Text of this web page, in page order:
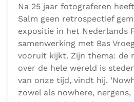
perfectie om
verliezen
Geschreven op 22 juli 2021.
Artikelen, Fotografie,
Na 25 jaar fotograferen
Salm geen retrospectief